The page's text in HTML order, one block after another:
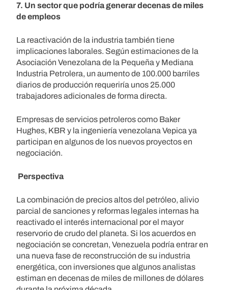
7. Un sector que podría generar decenas de miles
de empleos
La reactivación de la industria también tiene
implicaciones laborales. Según estimaciones de la
Asociación Venezolana de la Pequeña y Mediana
Industria Petrolera, un aumento de 100.000 barriles
diarios de producción requeriría unos 25.000
trabajadores adicionales de forma directa.
Empresas de servicios petroleros como Baker
Hughes, KBR y la ingeniería venezolana Vepica ya
participan en algunos de los nuevos proyectos en
negociación.
Perspectiva
La combinación de precios altos del petróleo, alivio
parcial de sanciones y reformas legales internas ha
reactivado el interés internacional por el mayor
reservorio de crudo del planeta. Si los acuerdos en
negociación se concretan, Venezuela podría entrar en
una nueva fase de reconstrucción de su industria
energética, con inversiones que algunos analistas
estiman en decenas de miles de millones de dólares